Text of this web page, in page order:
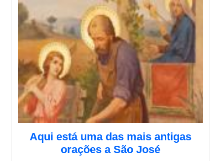
Aqui está uma das mais antigas
orações a São José